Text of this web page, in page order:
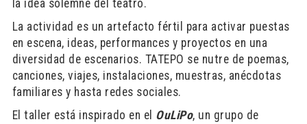
la idea solemne del teatro.
La actividad es un artefacto fértil para activar puestas
en escena, ideas, performances y proyectos en una
diversidad de escenarios. TATEPO se nutre de poemas,
canciones, viajes, instalaciones, muestras, anécdotas
familiares y hasta redes sociales.
El taller está inspirado en el OuLiPo, un grupo de